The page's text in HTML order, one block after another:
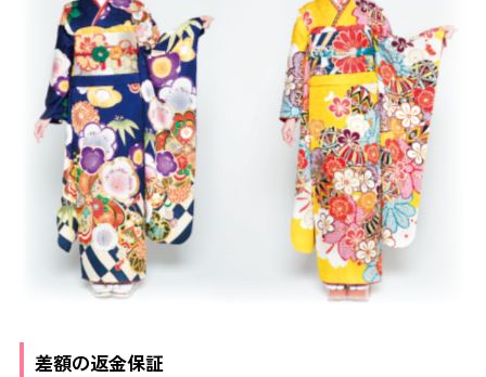
差額の返金保証